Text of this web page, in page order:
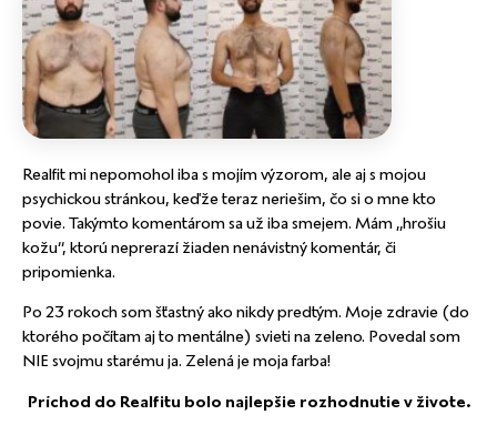
Realfit mi nepomohol iba s mojím výzorom, ale aj s mojou
psychickou stránkou, keďže teraz neriešim, čo si o mne kto
povie. Takýmto komentárom sa už iba smejem. Mám „hrošiu
kožu“, ktorú neprerazí žiaden nenávistný komentár, či
pripomienka.
Po 23 rokoch som šťastný ako nikdy predtým. Moje zdravie (do
ktorého počítam aj to mentálne) svieti na zeleno. Povedal som
NIE svojmu starému ja. Zelená je moja farba!
Príchod do Realfitu bolo najlepšie rozhodnutie v živote.